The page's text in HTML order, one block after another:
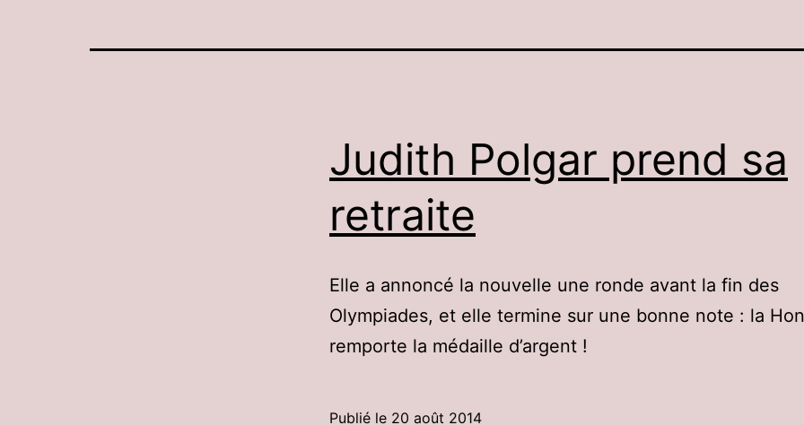
Judith Polgar prend sa
retraite
Elle a annoncé la nouvelle une ronde avant la fin des
Olympiades, et elle termine sur une bonne note : la
remporte la médaille d’argent !
Publié le 20 août 2014